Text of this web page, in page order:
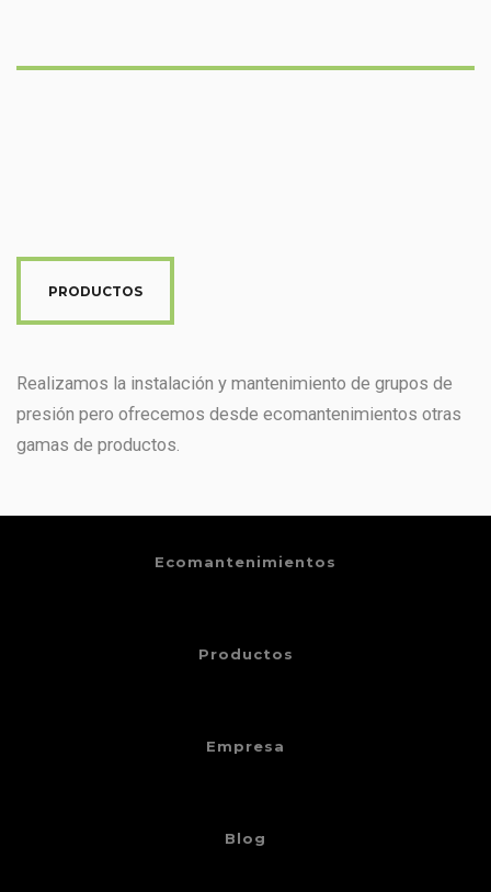
PRODUCTOS
Realizamos la instalación y mantenimiento de grupos de
presión pero ofrecemos desde ecomantenimientos otras
gamas de productos.
Ecomantenimientos
Productos
Empresa
Blog